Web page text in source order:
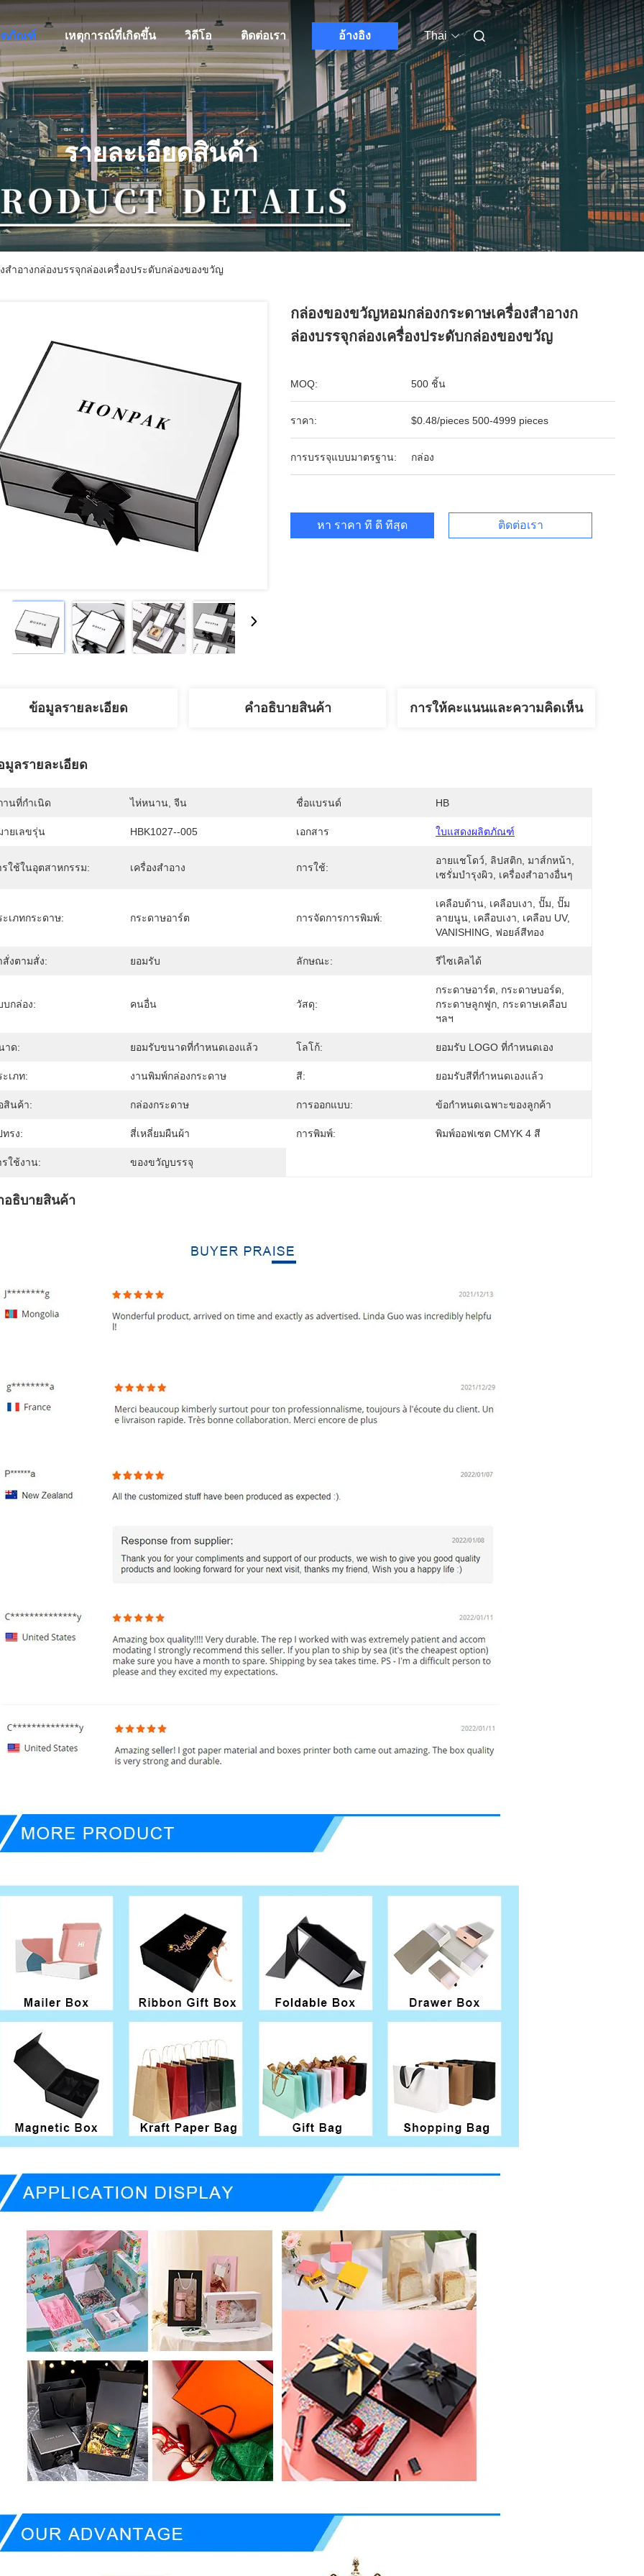
ตภัณฑ์ เหตุการณ์ที่เกิดขึ้น วิดีโอ ติดต่อเรา อ้างอิง Thai
รายละเอียดสินค้า
าอางกล่องบรรจุกล่องเครื่องประดับกล่องของขวัญ
กล่องของขวัญหอมกล่องกระดาษเครื่องสําอางก
ล่องบรรจุกล่องเครื่องประดับกล่องของขวัญ
MOQ: 500 ชิ้น
ราคา: $0.48/pieces 500-4999 pieces
การบรรจุแบบมาตรฐาน: กล่อง
หา ราคา ที่ ดี ที่สุด ติดต่อเรา
ข้อมูลรายละเอียด คําอธิบายสินค้า การให้คะแนนและความคิดเห็น
มูลรายละเอียด
านที่กำเนิด ไห่หนาน, จีน ชื่อแบรนด์ HB
ายเลขรุ่น HBK1027--005 เอกสาร ใบแสดงผลิตภัณฑ์
รใช้ในอุตสาหกรรม: เครื่องสำอาง การใช้:
อายแชโดว์, ลิปสติก, มาส์กหน้า,
เซรั่มบำรุงผิว, เครื่องสำอางอื่นๆ
ะเภทกระดาษ: กระดาษอาร์ต การจัดการการพิมพ์:
เคลือบด้าน, เคลือบเงา, ปั๊ม, ปั๊ม
ลายนูน, เคลือบเงา, เคลือบ UV,
VANISHING, ฟอยล์สีทอง
สั่งตามสั่ง: ยอมรับ ลักษณะ: รีไซเคิลได้
บกล่อง: คนอื่น วัสดุ:
กระดาษอาร์ต, กระดาษบอร์ด,
กระดาษลูกฟูก, กระดาษเคลือบ
ฯลฯ
าด: ยอมรับขนาดที่กำหนดเองแล้ว โลโก้: ยอมรับ LOGO ที่กําหนดเอง
ะเภท: งานพิมพ์กล่องกระดาษ สี: ยอมรับสีที่กำหนดเองแล้ว
สินค้า: กล่องกระดาษ การออกแบบ: ข้อกำหนดเฉพาะของลูกค้า
ทรง: สี่เหลี่ยมผืนผ้า การพิมพ์: พิมพ์ออฟเซต CMYK 4 สี
รใช้งาน: ของขวัญบรรจุ
อธิบายสินค้า